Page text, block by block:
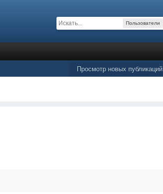
Пользователи
Просмотр новых публикаций